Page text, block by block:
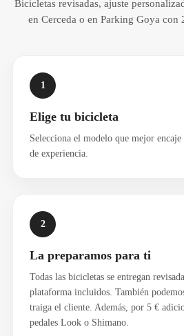
Bicicletas revisadas, ajuste
en Cerceda o en Parking Goya con
1
Elige tu bicicleta
Selecciona el modelo que mejor
de experiencia.
2
La preparamos para ti
Todas las bicicletas se entregan
plataforma incluidos. También
traiga el cliente. Además, por 5 €
pedales Look o Shimano.